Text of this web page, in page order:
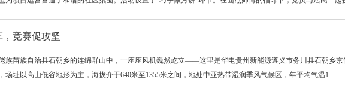
，竞赛促攻坚
族苗族自治县石朝乡的连绵群山中，一座座风机巍然屹立——这里是华电贵州新能源遵义市务川县石朝乡
场址以高山低谷地形为主，海拔介于640米至1355米之间，地处中亚热带湿润季风气候区，年平均气温1...